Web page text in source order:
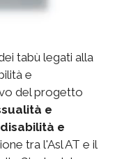
tabù legati alla
e
del progetto
e
e
tra l'Asl AT e il